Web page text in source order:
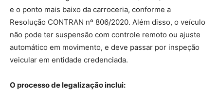
e o ponto mais baixo da carroceria, conforme a
Resolução CONTRAN nº 806/2020. Além disso, o veículo
não pode ter suspensão com controle remoto ou ajuste
automático em movimento, e deve passar por inspeção
veicular em entidade credenciada.
O processo de legalização inclui: